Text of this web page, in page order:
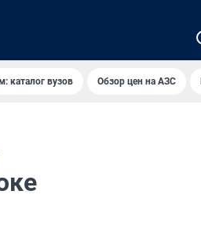
каталог вузов Обзор цен на АЗС